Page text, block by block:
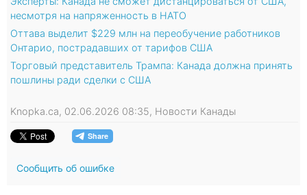
несмотря на напряженность в НАТО
Оттава выделит $229 млн на переобучение работников
Онтарио, пострадавших от тарифов США
Торговый представитель Трампа: Канада должна принять
пошлины ради сделки с США
Knopka.ca, 02.06.2026 08:35, Новости Канады
Сообщить об ошибке